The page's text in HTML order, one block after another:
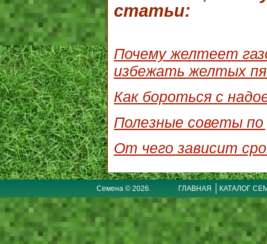
статьи:
Почему желтеет
избежать желтых
Как бороться с
Полезные советы по
От чего зависит
Семена © 2026. ГЛАВНАЯ КАТАЛОГ